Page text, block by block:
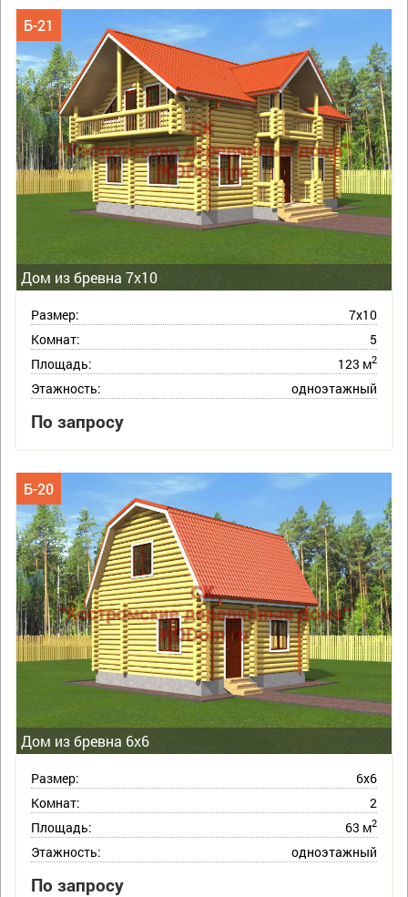
Дом из бревна 7х10
Б-21
Размер:
7х10
Комнат:
5
Площадь:
123 м2
Этажность: одноэтажный
По запросу
Дом из бревна 6х6
Б-20
Размер:
6х6
Комнат:
2
Площадь:
63 м2
Этажность: одноэтажный
По запросу